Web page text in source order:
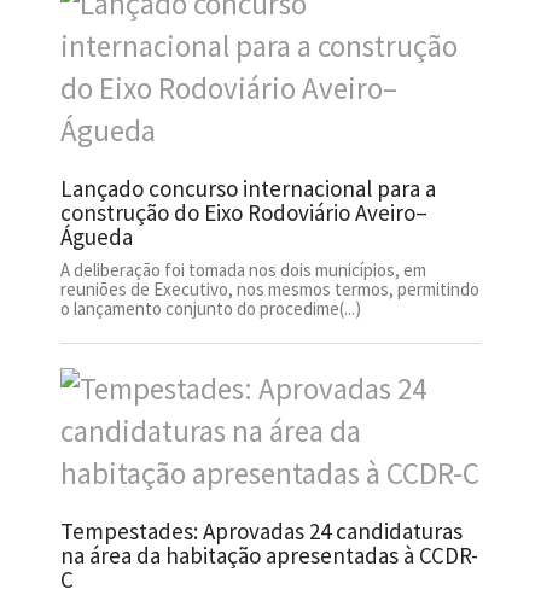
Lançado concurso internacional para a
construção do Eixo Rodoviário Aveiro–
Águeda
A deliberação foi tomada nos dois municípios, em
reuniões de Executivo, nos mesmos termos, permitindo
o lançamento conjunto do procedime(...)
Tempestades: Aprovadas 24 candidaturas
na área da habitação apresentadas à CCDR-
C